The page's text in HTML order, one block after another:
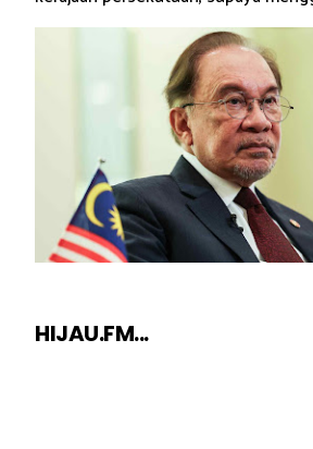
HIJAU.FM...